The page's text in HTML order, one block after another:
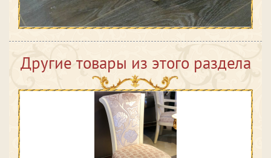
Другие товары из этого раздела